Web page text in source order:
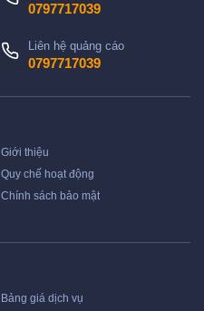
0797717039
Liên hệ quảng cáo
0797717039
Giới thiệu
Quy chế hoạt động
Chính sách bảo mật
Bảng giá dịch vụ